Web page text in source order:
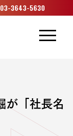
03-3643-5630
が「社長名